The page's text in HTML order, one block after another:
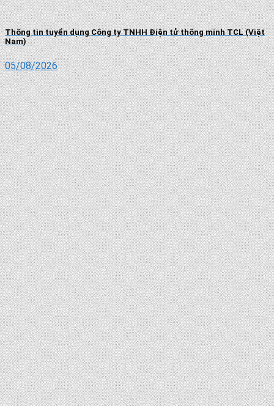
Thông tin tuyển dụng Công ty TNHH Điện tử thông minh TCL (Việt
Nam)
05/08/2026